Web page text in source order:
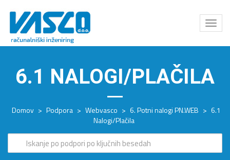
Odpri
meni
6.1 NALOGI/PLAČILA
Domov > Podpora > Webvasco > 6. Potni nalogi PN.WEB > 6.1
Nalogi/Plačila